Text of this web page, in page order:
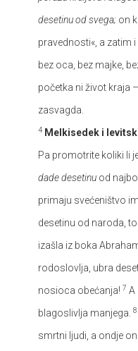
desetinu od svega; on
pravednosti«, a zatim i
bez oca, bez majke,
početka ni život kraja
zasvagda.
4 Melkisedek i
Pa promotrite koliki li
dade desetinu od
primaju svećeništvo
desetinu od naroda,
izašla iz boka
rodoslovlja, ubra
nosioca obećanja! 7 A
blagoslivlja manjega. 8
smrtni ljudi, a ondje